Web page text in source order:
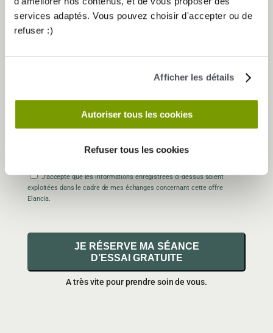
services adaptés. Vous pouvez choisir d'accepter ou de
refuser :)
Afficher les détails
Autoriser tous les cookies
Refuser tous les cookies
J’accepte qu’Elancia me recontacte par mail, sms ou appel
J’accepte que les informations enregistrées ci-dessus soient
exploitées dans le cadre de mes échanges concernant cette offre
Elancia.
JE RÉSERVE MA SÉANCE
D’ESSAI GRATUITE
A très vite pour prendre soin de vous.